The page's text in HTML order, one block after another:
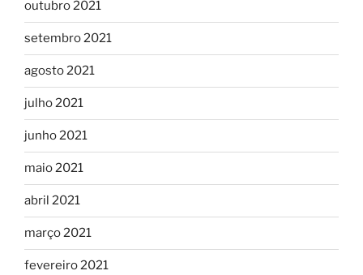
outubro 2021
setembro 2021
agosto 2021
julho 2021
junho 2021
maio 2021
abril 2021
março 2021
fevereiro 2021